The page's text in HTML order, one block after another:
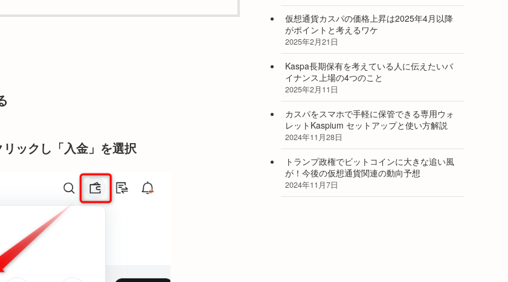
ックし「入金」を選択
仮想通貨カスパの価格上昇は2025年4月以降
がポイントと考えるワケ
2025年2月21日
Kaspa長期保有を考えている人に伝えたいバ
イナンス上場の4つのこと
2025年2月11日
カスパをスマホで手軽に保管できる専用ウォ
レットKaspium セットアップと使い方解説
2024年11月28日
トランプ政権でビットコインに大きな追い風
が！今後の仮想通貨関連の動向予想
2024年11月7日